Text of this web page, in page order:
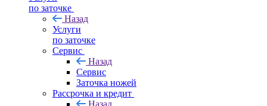
по заточке
Назад
Услуги
по заточке
Сервис
Назад
Сервис
Заточка ножей
Рассрочка и кредит
Назад